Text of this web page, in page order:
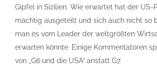
Gipfel in Sizilien. Wie erwartet hat der US-
mächtig ausgeteilt und sich auch nicht so
man es vom Leader der weltgrößten
erwarten könnte. Einige Kommentatoren
von „G6 und die USA“ anstatt G7.